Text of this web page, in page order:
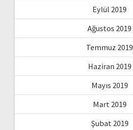
Eylül 2019
Ağustos 2019
Temmuz 2019
Haziran 2019
Mayıs 2019
Mart 2019
Şubat 2019